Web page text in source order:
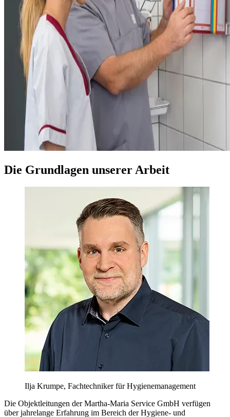
Die Grundlagen unserer Arbeit
Ilja Krumpe, Fachtechniker für Hygienemanagement
Die Objektleitungen der Martha-Maria Service GmbH verfügen
über jahrelange Erfahrung im Bereich der Hygiene- und